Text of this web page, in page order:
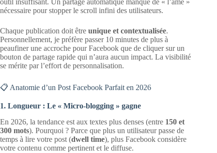
nécessaire pour stopper le scroll infini des utilisateurs.
Chaque publication doit être unique et contextualisée.
Personnellement, je préfère passer 10 minutes de plus à
peaufiner une accroche pour Facebook que de cliquer sur un
bouton de partage rapide qui n’aura aucun impact. La visibilité
se mérite par l’effort de personnalisation.
📋 Anatomie d’un Post Facebook Parfait en 2026
1. Longueur : Le « Micro-blogging » gagne
En 2026, la tendance est aux textes plus denses (entre 150 et
300 mots). Pourquoi ? Parce que plus un utilisateur passe de
temps à lire votre post (dwell time), plus Facebook considère
votre contenu comme pertinent et le diffuse.